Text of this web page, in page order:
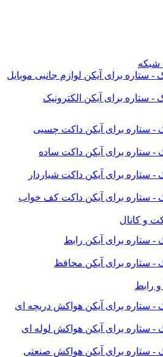
شبکه
لوازم جانبی موبایل
الکترونیک
داکت چسبی
داکت ساده
داکت شیاردار
داکت کف خواب
رابط
محافظ
هواکش دریچه ای
هواکش لوله ای
هواکش صنعتی